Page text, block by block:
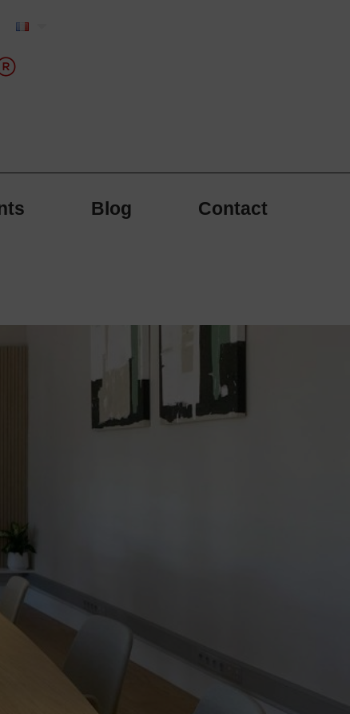
Blog Contact